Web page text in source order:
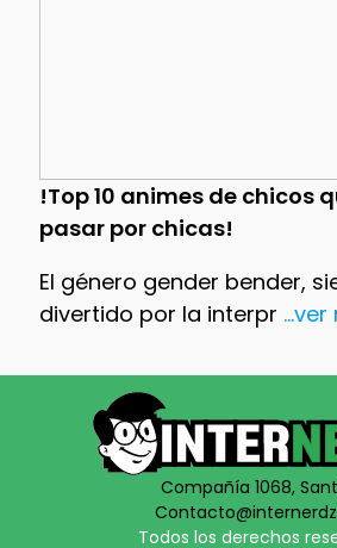
!Top 10 animes de chicos
pasar por chicas!
El género gender bender,
divertido por la interpr
Compañía 1068,
Todos los derechos